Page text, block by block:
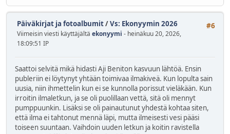
#6
Päiväkirjat ja fotoalbumit/Vs: Ekonyymin 2026
Viimeisin viesti käyttäjältä ekonyymi - heinäkuu 20, 2026,
18:09:51 IP
Saattoi selvitä mikä hidasti Aji Beniton kasvuun lähtöä. Ensin
publeriin ei löytynyt yhtään toimivaa ilmakiveä. Kun lopulta sain
uusia, niin ihmettelin kun ei se kunnolla porissut vieläkään. Kun
irroitin ilmaletkun, ja se oli puolillaan vettä, sitä oli mennyt
pumppuunkin. Lisäksi se oli painautunut yhdestä kohtaa siten,
että ilma ei tahtonut mennä läpi, mutta ilmeisesti vesi pääsi
toiseen suuntaan. Vaihdoin uuden letkun ja koitin ravistella